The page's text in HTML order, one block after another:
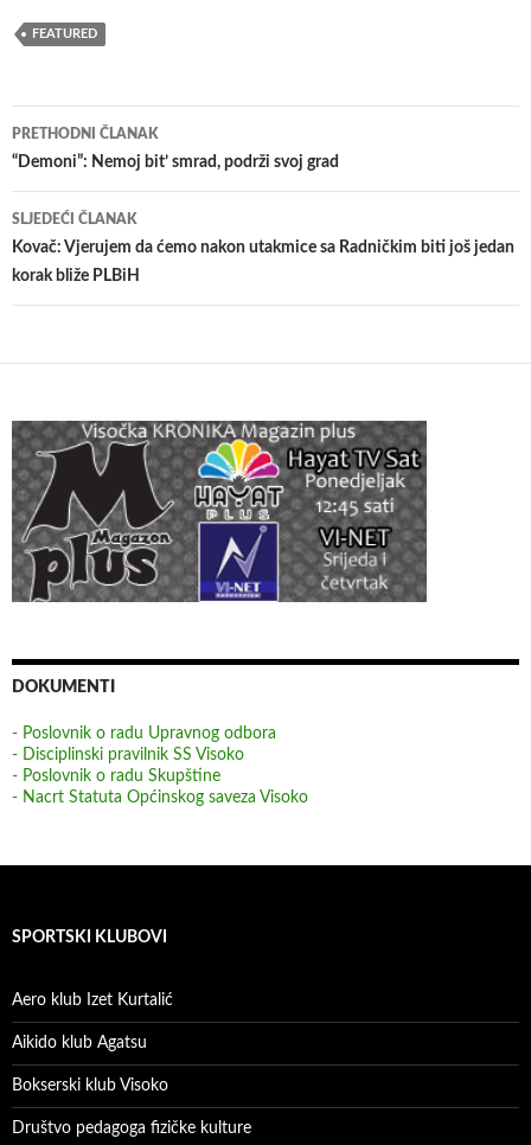
FEATURED
Navigacija
članaka
PRETHODNI ČLANAK
“Demoni”: Nemoj bit’ smrad, podrži svoj grad
SLJEDEĆI ČLANAK
Kovač: Vjerujem da ćemo nakon utakmice sa Radničkim biti još jedan
korak bliže PLBiH
DOKUMENTI
- Poslovnik o radu Upravnog odbora
- Disciplinski pravilnik SS Visoko
- Poslovnik o radu Skupštine
- Nacrt Statuta Općinskog saveza Visoko
SPORTSKI KLUBOVI
Aero klub Izet Kurtalić
Aikido klub Agatsu
Bokserski klub Visoko
Društvo pedagoga fizičke kulture